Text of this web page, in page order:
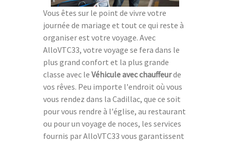
Vous êtes sur le point de vivre votre
journée de mariage et tout ce qui reste à
organiser est votre voyage. Avec
AlloVTC33, votre voyage se fera dans le
plus grand confort et la plus grande
classe avec le Véhicule avec chauffeurde
vos rêves. Peu importe l'endroit où vous
vous rendez dans la Cadillac, que ce soit
pour vous rendre à l'église, au restaurant
ou pour un voyage de noces, les services
fournis par AlloVTC33 vous garantissent